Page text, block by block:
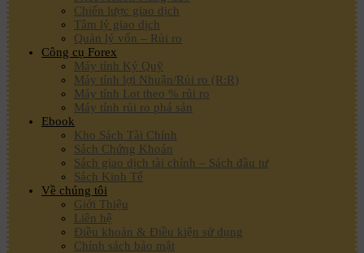
Chiến lược giao dịch
Tâm lý giao dịch
Quản lý vốn – Rủi ro
Công cụ Forex
Máy tính Ký Quỹ
Máy tính lợi Nhuận/Rủi ro (R:R)
Máy tính Lot theo % rủi ro
Máy tính rủi ro phá sản
Ebook
Kho Sách Tài Chính
Sách Chứng Khoán
Sách giao dịch tài chính – Sách đầu tư
Sách Kinh Tế
Về chúng tôi
Giới Thiệu
Liên hệ
Điều khoản & Điều kiện sử dụng
Chính sách bảo mật